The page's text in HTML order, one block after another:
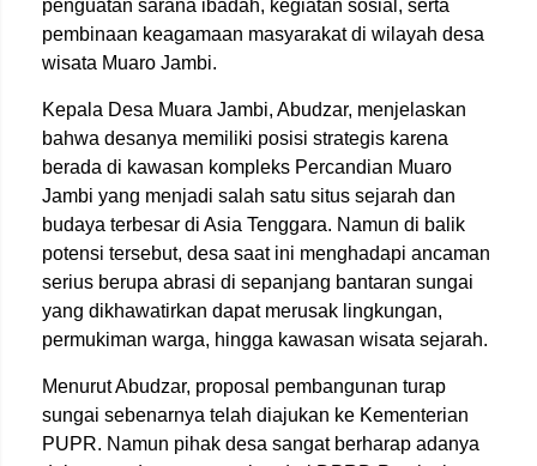
penguatan sarana ibadah, kegiatan sosial, serta
pembinaan keagamaan masyarakat di wilayah desa
wisata Muaro Jambi.
Kepala Desa Muara Jambi, Abudzar, menjelaskan
bahwa desanya memiliki posisi strategis karena
berada di kawasan kompleks Percandian Muaro
Jambi yang menjadi salah satu situs sejarah dan
budaya terbesar di Asia Tenggara. Namun di balik
potensi tersebut, desa saat ini menghadapi ancaman
serius berupa abrasi di sepanjang bantaran sungai
yang dikhawatirkan dapat merusak lingkungan,
permukiman warga, hingga kawasan wisata sejarah.
Menurut Abudzar, proposal pembangunan turap
sungai sebenarnya telah diajukan ke Kementerian
PUPR. Namun pihak desa sangat berharap adanya